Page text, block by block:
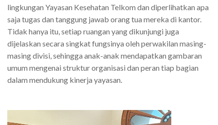
lingkungan Yayasan Kesehatan Telkom dan diperlihatkan apa
saja tugas dan tanggung jawab orang tua mereka di kantor.
Tidak hanya itu, setiap ruangan yang dikunjungi juga
dijelaskan secara singkat fungsinya oleh perwakilan masing-
masing divisi, sehingga anak-anak mendapatkan gambaran
umum mengenai struktur organisasi dan peran tiap bagian
dalam mendukung kinerja yayasan.